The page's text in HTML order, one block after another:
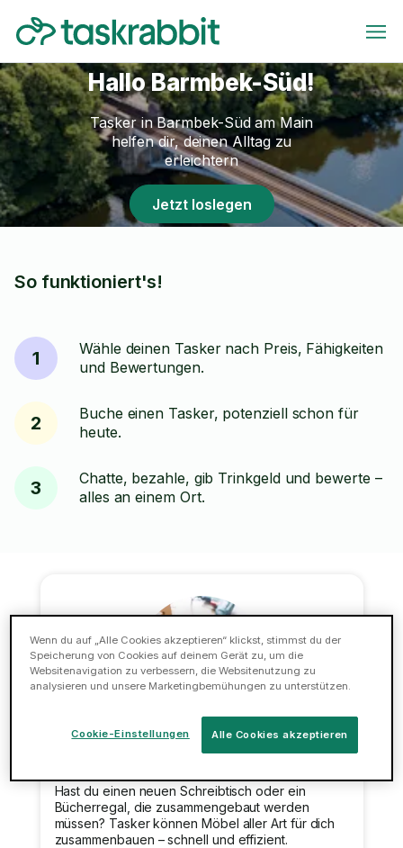
Hallo Barmbek-Süd!
Tasker in Barmbek-Süd am Main
helfen dir, deinen Alltag zu
erleichtern
Jetzt loslegen
So funktioniert's!
1
Wähle deinen Tasker nach Preis, Fähigkeiten
und Bewertungen.
2
Buche einen Tasker, potenziell schon für
heute.
3
Chatte, bezahle, gib Trinkgeld und bewerte –
alles an einem Ort.
Möbelmontage
Hast du einen neuen Schreibtisch oder ein
Bücherregal, die zusammengebaut werden
müssen? Tasker können Möbel aller Art für dich
zusammenbauen – schnell und effizient.
Wenn du auf „Alle Cookies akzeptieren“ klickst, stimmst du der
Speicherung von Cookies auf deinem Gerät zu, um die
Websitenavigation zu verbessern, die Websitenutzung zu
analysieren und unsere Marketingbemühungen zu unterstützen.
Alle Cookies akzeptieren
Cookie-Einstellungen